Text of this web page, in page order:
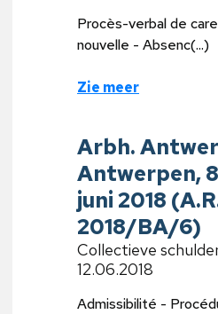
Procès-verbal de
nouvelle - Absenc(...)
Zie meer
Arbh.
Antwerpen,
juni 2018
2018/BA/6)
Collectieve
12.06.2018
Admissibilité -